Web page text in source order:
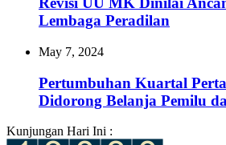
Lembaga Peradilan
May 7, 2024
Pertumbuhan Kuartal
Didorong Belanja Pemilu
Kunjungan Hari Ini :